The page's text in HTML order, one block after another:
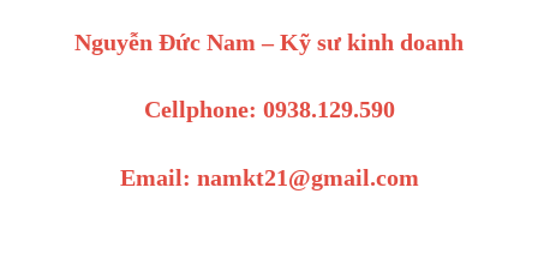
Nguyễn Đức Nam – Kỹ sư kinh doanh
Cellphone: 0938.129.590
Email: namkt21@gmail.com